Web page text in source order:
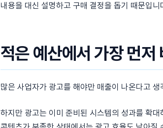
내용을 대신 설명하고 구매 결정을 돕기 때문입니
적은 예산에서 가장 먼저
많은 사업자가 광고를 해야만 매출이 나온다고 생
하지만 광고는 이미 준비된 시스템의 성과를 확